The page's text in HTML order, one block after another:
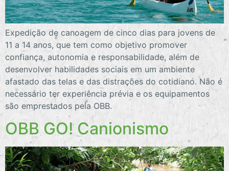
Expedição de canoagem de cinco dias para jovens de
11 a 14 anos, que tem como objetivo promover
confiança, autonomia e responsabilidade, além de
desenvolver habilidades sociais em um ambiente
afastado das telas e das distrações do cotidiano. Não é
necessário ter experiência prévia e os equipamentos
são emprestados pela OBB.
OBB GO! Canionismo